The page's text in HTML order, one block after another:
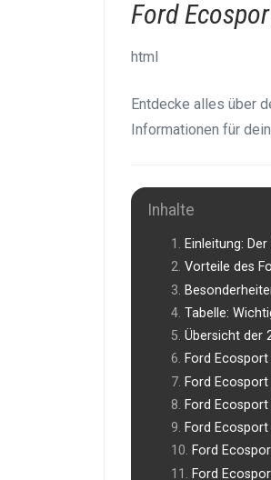
Ford
html
Entdecke alles über
Informationen für
Inhalte
Einleitung:
Vorteile des
Tabelle:
Übersicht der
Ford
Ford
Ford
Ford
Ford
Ford